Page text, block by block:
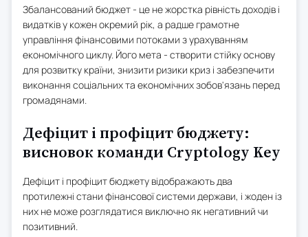
Збалансований бюджет - це не жорстка рівність доходів і
видатків у кожен окремий рік, а радше грамотне
управління фінансовими потоками з урахуванням
економічного циклу. Його мета - створити стійку основу
для розвитку країни, знизити ризики криз і забезпечити
виконання соціальних та економічних зобов'язань перед
громадянами.
Дефіцит і профіцит бюджету:
висновок команди Cryptology Key
Дефіцит і профіцит бюджету відображають два
протилежні стани фінансової системи держави, і жоден із
них не може розглядатися виключно як негативний чи
позитивний.